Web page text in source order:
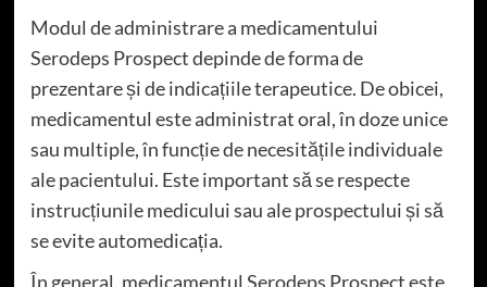
Modul de administrare a medicamentului
Serodeps Prospect depinde de forma de
prezentare și de indicațiile terapeutice. De obicei,
medicamentul este administrat oral, în doze unice
sau multiple, în funcție de necesitățile individuale
ale pacientului. Este important să se respecte
instrucțiunile medicului sau ale prospectului și să
se evite automedicația.
În general, medicamentul Serodeps Prospect este